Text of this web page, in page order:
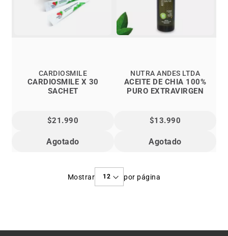
CARDIOSMILE X 30
SACHET
CARDIOSMILE
$21.990
Agotado
ACEITE DE CHIA 100%
PURO EXTRAVIRGEN
NUTRA ANDES LTDA
$13.990
Agotado
Mostrar por página